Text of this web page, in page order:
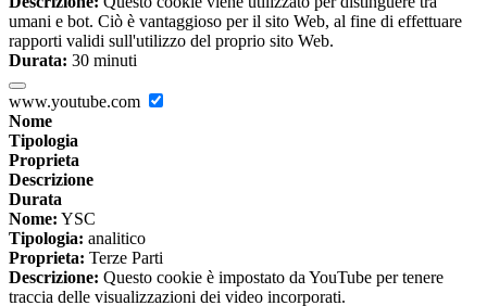
umani e bot. Ciò è vantaggioso per il sito Web, al fine di effettuare
rapporti validi sull'utilizzo del proprio sito Web.
Durata: 30 minuti
www.youtube.com
Nome
Tipologia
Proprieta
Descrizione
Durata
Nome: YSC
Tipologia: analitico
Proprieta: Terze Parti
Descrizione: Questo cookie è impostato da YouTube per tenere
traccia delle visualizzazioni dei video incorporati.